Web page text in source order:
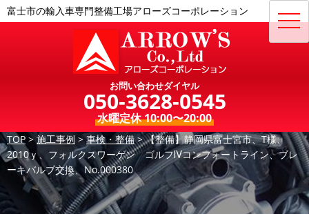
富士市の輸入車専門整備工場アローズコーポレーション
お問い合わせダイヤル
050-3628-0545
水曜定休 10:00〜20:00
TOP >施工事例 >車検・整備>【整備】静岡県富士宮市、T様、
2010ｙ、フォルクスワーゲン ゴルフⅣコンフォートライン、ブレ
ーキバルブ交換、No.000380